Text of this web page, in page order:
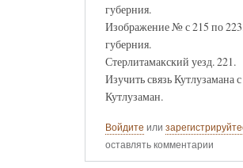
губерния.
Изображение № с 215 по
губерния.
Стерлитамакский уезд. 221.
Изучить связь Кутлузамана
Кутлузаман.
Войдите или
оставлять комментарии